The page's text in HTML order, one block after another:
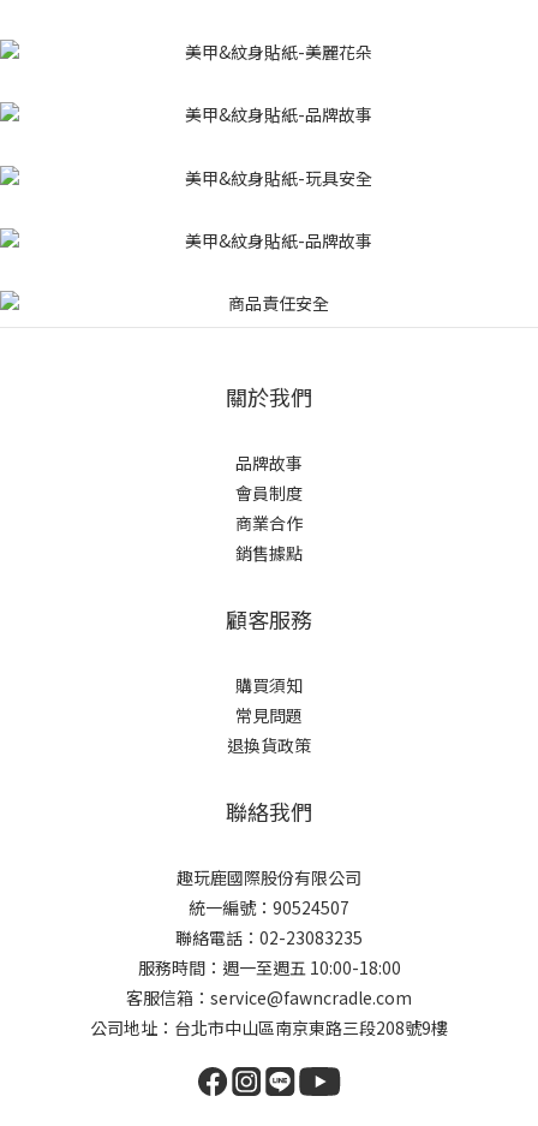
關於我們
品牌故事
會員制度
商業合作
銷售據點
顧客服務
購買須知
常見問題
退換貨政策
聯絡我們
趣玩鹿國際股份有限公司
統一編號：90524507
聯絡電話：02-23083235
服務時間：週一至週五 10:00-18:00
客服信箱：service@fawncradle.com
公司地址：台北市中山區南京東路三段208號9樓